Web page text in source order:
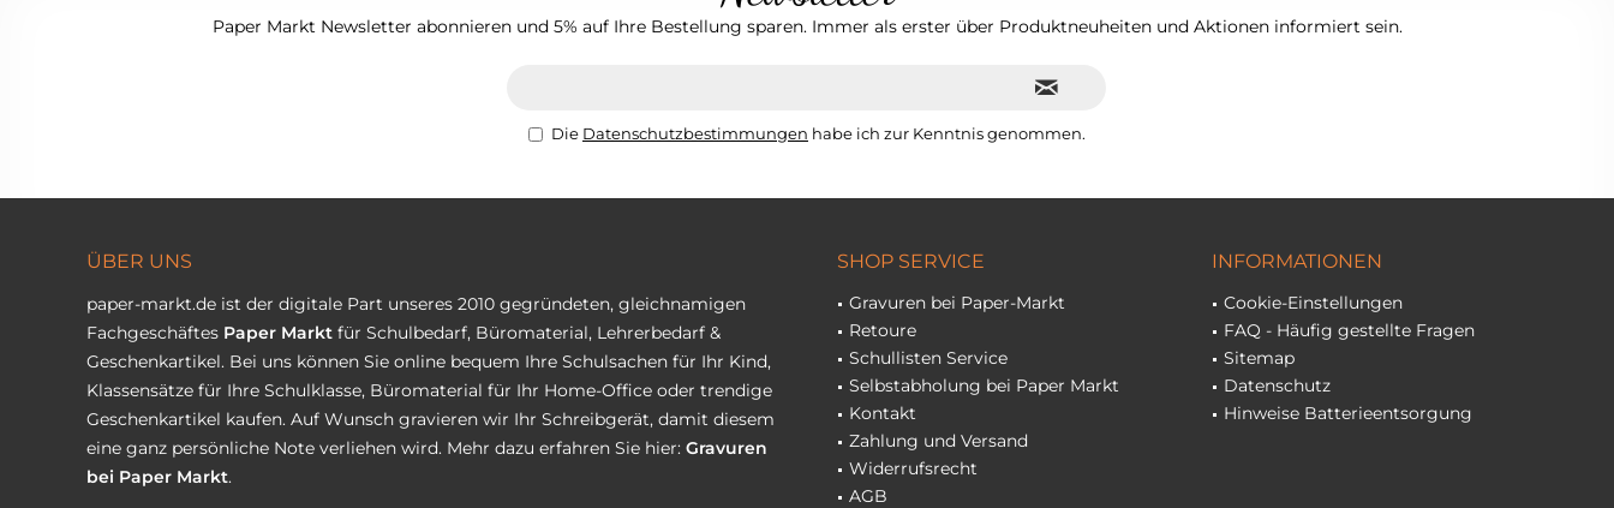
Paper Markt Newsletter abonnieren und 5% auf Ihre Bestellung sparen. Immer als erster über Produktneuheiten und Aktionen informiert sein.
Die Datenschutzbestimmungen habe ich zur Kenntnis genommen.
ÜBER UNS
paper-markt.de ist der digitale Part unseres 2010 gegründeten, gleichnamigen
Fachgeschäftes Paper Markt für Schulbedarf, Büromaterial, Lehrerbedarf &
Geschenkartikel. Bei uns können Sie online bequem Ihre Schulsachen für Ihr Kind,
Klassensätze für Ihre Schulklasse, Büromaterial für Ihr Home-Office oder trendige
Geschenkartikel kaufen. Auf Wunsch gravieren wir Ihr Schreibgerät, damit diesem
eine ganz persönliche Note verliehen wird. Mehr dazu erfahren Sie hier: Gravuren
bei Paper Markt.
SHOP SERVICE
Gravuren bei Paper-Markt
Retoure
Schullisten Service
Selbstabholung bei Paper Markt
Kontakt
Zahlung und Versand
Widerrufsrecht
AGB
INFORMATIONEN
Cookie-Einstellungen
FAQ - Häufig gestellte Fragen
Sitemap
Datenschutz
Hinweise Batterieentsorgung